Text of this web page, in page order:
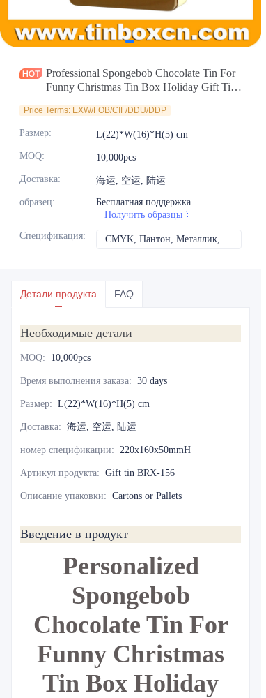
Professional Spongebob Chocolate Tin For
Funny Christmas Tin Box Holiday Gift Tin
Price Terms: EXW/FOB/CIF/DDU/DDP
Размер: L(22)*W(16)*H(5) cm
MOQ: 10,000pcs
Доставка: 海运, 空运, 陆运
образец:
Бесплатная поддержка
Получить образцы
Спецификация: CMYK, Пантон, Металлик, Спот-цвет и т.д.
Детали продукта FAQ
Необходимые детали
MOQ: 10,000pcs
Время выполнения заказа: 30 days
Размер: L(22)*W(16)*H(5) cm
Доставка: 海运, 空运, 陆运
номер спецификации: 220x160x50mmH
Артикул продукта: Gift tin BRX-156
Описание упаковки: Cartons or Pallets
Введение в продукт
Personalized
Spongebob
Chocolate Tin For
Funny Christmas
Tin Box Holiday
Новости